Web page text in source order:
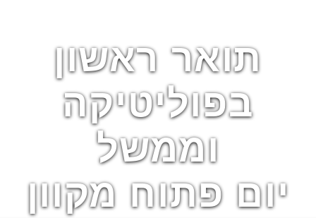
תואר ראשון
בפוליטיקה
וממשל
יום פתוח מקוון